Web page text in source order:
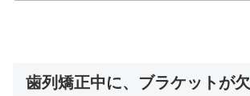
歯列矯正中に、ブラケットが